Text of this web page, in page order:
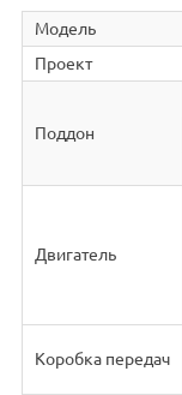
Модель
Проект
Поддон
Двигатель
Коробка передач